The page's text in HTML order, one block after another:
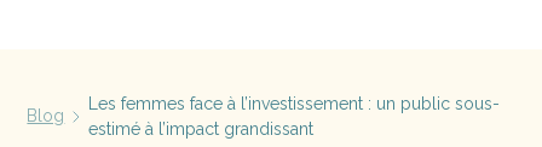
Blog
Les femmes face à l’investissement : un public sous-
estimé à l’impact grandissant